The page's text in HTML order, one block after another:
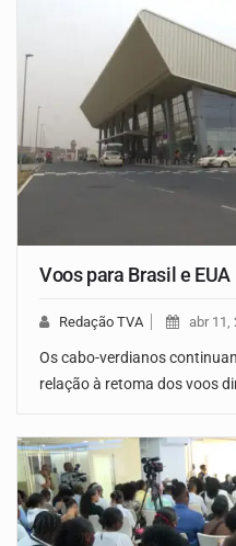
Voos para Brasil e EUA
Redação TVA abr 11,
Os cabo-verdianos
relação à retoma dos voos